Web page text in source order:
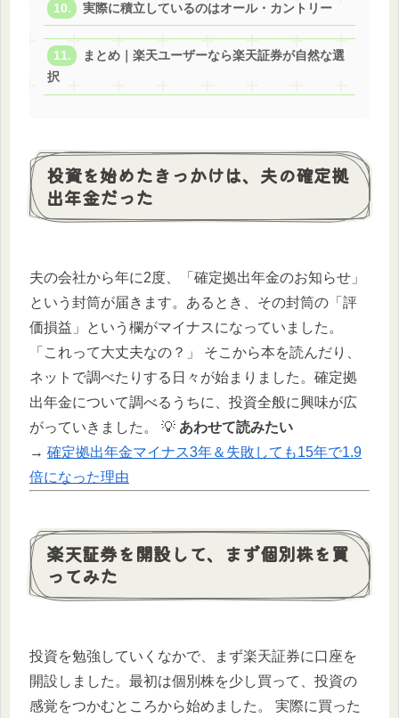
実際に積立しているのはオール・カントリー
まとめ｜楽天ユーザーなら楽天証券が自然な選
択
投資を始めたきっかけは、夫の確定拠
出年金だった
夫の会社から年に2度、「確定拠出年金のお知らせ」
という封筒が届きます。あるとき、その封筒の「評
価損益」という欄がマイナスになっていました。
「これって大丈夫なの？」 そこから本を読んだり、
ネットで調べたりする日々が始まりました。確定拠
出年金について調べるうちに、投資全般に興味が広
がっていきました。 💡 あわせて読みたい
→ 確定拠出年金マイナス3年＆失敗しても15年で1.9
倍になった理由
楽天証券を開設して、まず個別株を買
ってみた
投資を勉強していくなかで、まず楽天証券に口座を
開設しました。最初は個別株を少し買って、投資の
感覚をつかむところから始めました。 実際に買った